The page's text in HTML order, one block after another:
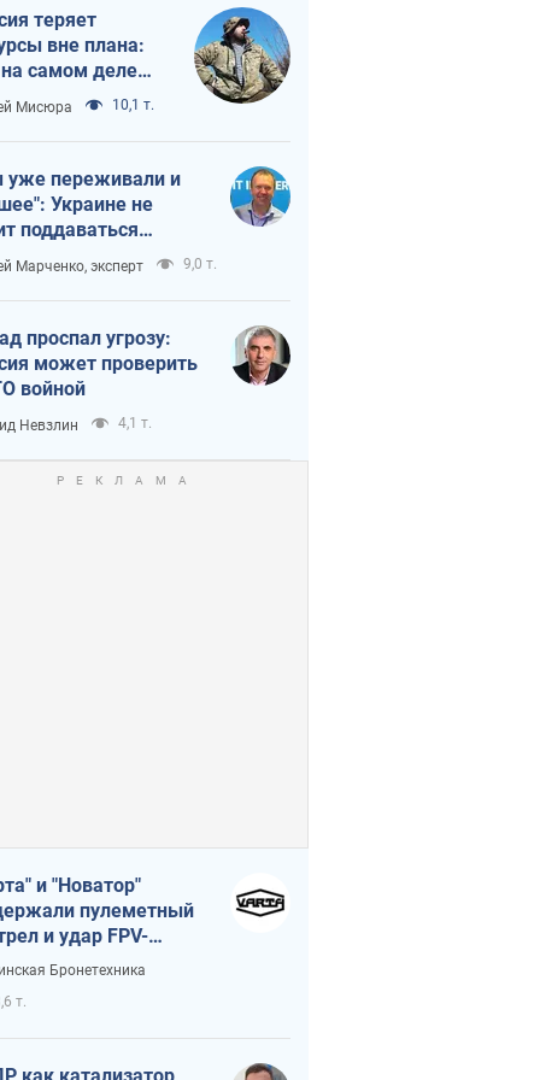
теряет
вне плана:
на самом деле
темп войны
Мисюра 10,1 т.
переживали и
Украине не
поддаваться
из-за
террора
Марченко, эксперт 9,0 т.
проспал угрозу:
может проверить
войной
Невзлин 4,1 т.
и "Новатор"
пулеметный
и удар FPV-
сохранив жизнь
Бронетехника
т.